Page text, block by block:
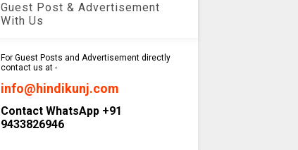
Guest Post & Advertisement
With Us
For Guest Posts and Advertisement directly
contact us at -
info@hindikunj.com
Contact WhatsApp +91
9433826946